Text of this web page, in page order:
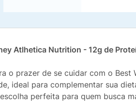
Atlhetica Nutrition - 12g de
o prazer de se cuidar com o
ideal para complementar sua
perfeita para quem busca